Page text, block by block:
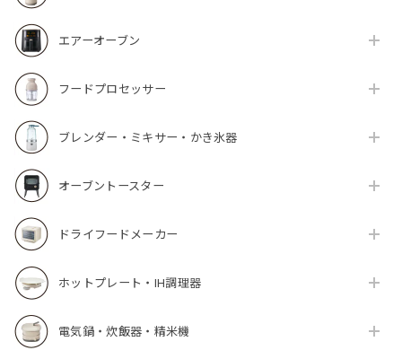
エアーオーブン
フードプロセッサー
ブレンダー・ミキサー・かき氷器
オーブントースター
ドライフードメーカー
ホットプレート・IH調理器
電気鍋・炊飯器・精米機